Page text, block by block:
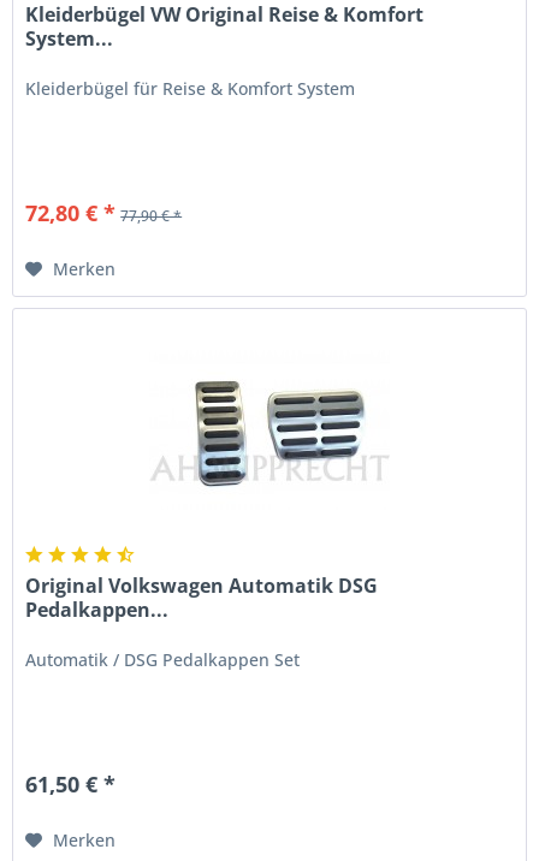
Kleiderbügel VW Original Reise & Komfort
System...
Kleiderbügel für Reise & Komfort System
72,80 € * 77,90 € *
Merken
Original Volkswagen Automatik DSG
Pedalkappen...
Automatik / DSG Pedalkappen Set
61,50 € *
Merken